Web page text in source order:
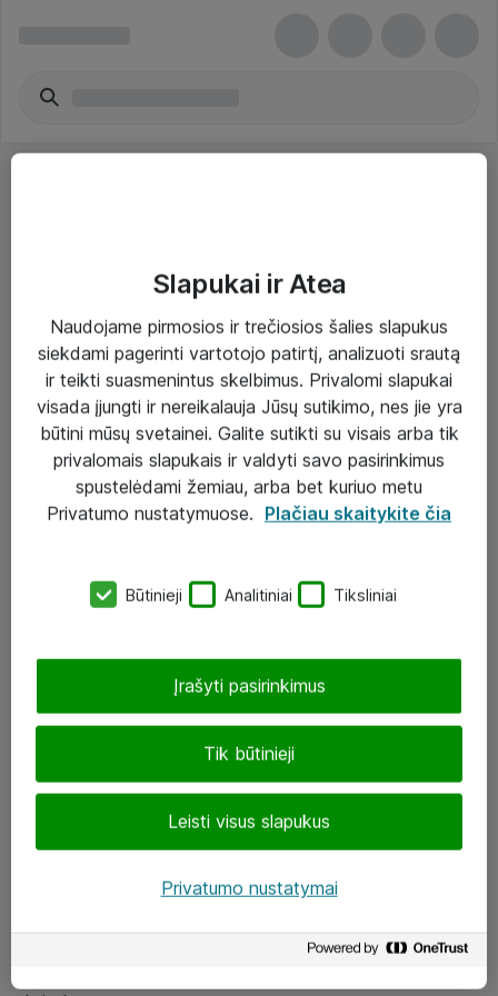
Paslaugos
Sprendimai
Įgyvendinti projektai
Atea ekspertų patarimai verslui
eShop@atea.lt
LinkedIn
Slapukai ir Atea
Naudojame pirmosios ir trečiosios šalies slapukus
siekdami pagerinti vartotojo patirtį, analizuoti srautą
ir teikti suasmenintus skelbimus. Privalomi slapukai
visada įjungti ir nereikalauja Jūsų sutikimo, nes jie yra
būtini mūsų svetainei. Galite sutikti su visais arba tik
privalomais slapukais ir valdyti savo pasirinkimus
spustelėdami žemiau, arba bet kuriuo metu
Privatumo nustatymuose. Plačiau skaitykite čia
Būtinieji Analitiniai Tiksliniai
Tik būtinieji
Leisti visus slapukus
Įrašyti pasirinkimus
Privatumo nustatymai